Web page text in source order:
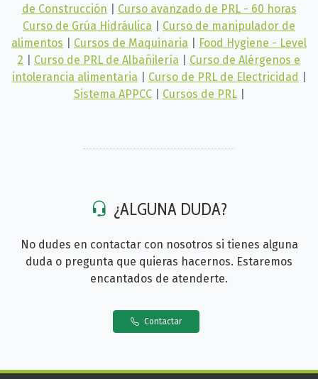
de Construcción
Curso avanzado de PRL - 60 horas
Curso de Grúa Hidráulica
Curso de manipulador de
alimentos
Cursos de Maquinaria
Food Hygiene - Level
2
Curso de PRL de Albañilería
Curso de Alérgenos e
intolerancia alimentaria
Curso de PRL de Electricidad
Sistema APPCC
Cursos de PRL
¿ALGUNA DUDA?
No dudes en contactar con nosotros si tienes alguna
duda o pregunta que quieras hacernos. Estaremos
encantados de atenderte.
Contactar